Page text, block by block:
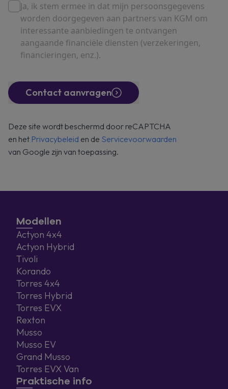
Ja, ik stem ermee in dat mijn persoonsgegevens
worden doorgegeven aan partners van KGM om
interessante aanbiedingen te ontvangen
aangaande financiële diensten (verzekeringen,
financieringen, enz.).
Contact aanvragen
Deze site wordt beschermd door reCAPTCHA
en het Privacybeleid en de Servicevoorwaarden
van Google zijn van toepassing.
Modellen
Actyon 4x4
Actyon Hybrid
Tivoli
Korando
Torres 4x4
Torres Hybrid
Torres EVX
Rexton
Musso
Musso EV
Grand Musso
Torres EVX Van
Praktische info